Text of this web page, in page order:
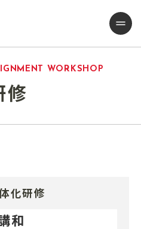
WORKSHOP
修
化研修
和